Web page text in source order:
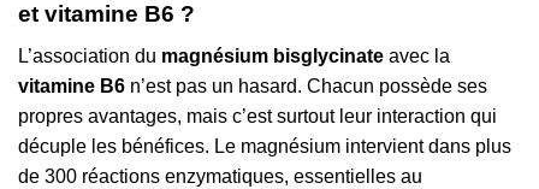
et vitamine B6 ?
L’association du magnésium bisglycinate avec la
vitamine B6 n’est pas un hasard. Chacun possède ses
propres avantages, mais c’est surtout leur interaction qui
décuple les bénéfices. Le magnésium intervient dans plus
de 300 réactions enzymatiques, essentielles au